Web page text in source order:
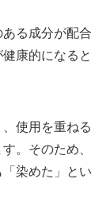
る成分が配合
康的になると
使用を重ねる
。そのため、
染めた」とい